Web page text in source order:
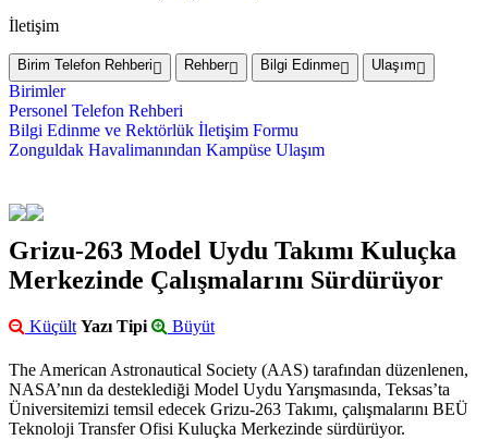
İletişim
Birim Telefon Rehberi Rehber Bilgi Edinme Ulaşım
Birimler
Personel Telefon Rehberi
Bilgi Edinme ve Rektörlük İletişim Formu
Zonguldak Havalimanından Kampüse Ulaşım
Grizu-263 Model Uydu Takımı Kuluçka
Merkezinde Çalışmalarını Sürdürüyor
Küçült Yazı Tipi Büyüt
The American Astronautical Society (AAS) tarafından düzenlenen,
NASA’nın da desteklediği Model Uydu Yarışmasında, Teksas’ta
Üniversitemizi temsil edecek Grizu-263 Takımı, çalışmalarını BEÜ
Teknoloji Transfer Ofisi Kuluçka Merkezinde sürdürüyor.